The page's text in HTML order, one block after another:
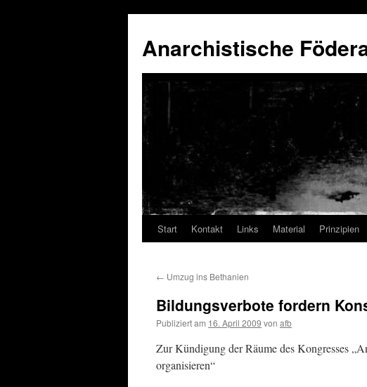
Anarchistische
Zum
springen
Start Kontakt Links Material Prinzipien
← Umzug ins Bethanien
Bildungsverbote fordern
Publiziert am 16. April 2009 von afb
Zur Kündigung der Räume des Kongresses
organisieren“